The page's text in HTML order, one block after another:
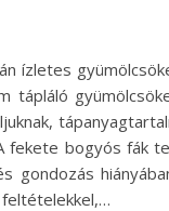
ízletes
bogyós fák
gondozás